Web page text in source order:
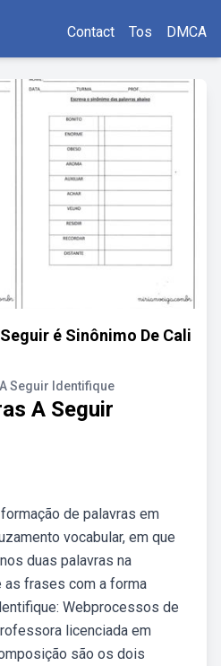
Contact Tos DMCA
é Sinônimo De Cali
Seguir Identifique
A Seguir
de palavras em
vocabular, em que
duas palavras na
as frases com a forma
Webprocessos de
licenciada em
são os dois